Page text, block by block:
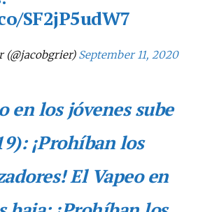
SF2jP5udW7
(@jacobgrier) September 11, 2020
en los jóvenes sube
¡Prohíban los
El Vapeo en